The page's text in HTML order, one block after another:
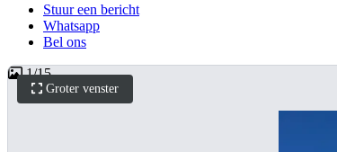
Stuur een bericht
Whatsapp
Bel ons
Groter venster
1/15